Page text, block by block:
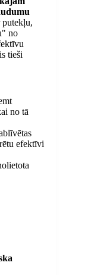
no
tieši
no tā
efektīvi